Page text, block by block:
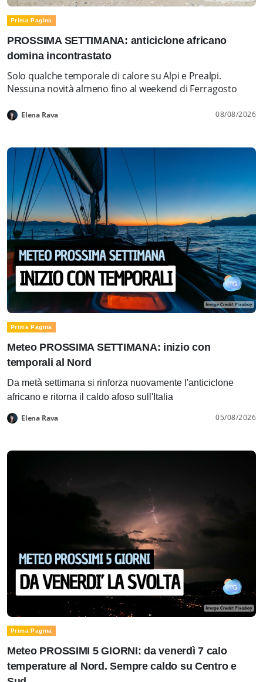
Prima Pagina
PROSSIMA SETTIMANA: anticiclone africano
domina incontrastato
Solo qualche temporale di calore su Alpi e Prealpi.
Nessuna novità almeno fino al weekend di Ferragosto
Elena Rava 08/08/2026
Prima Pagina
Meteo PROSSIMA SETTIMANA: inizio con
temporali al Nord
Da metà settimana si rinforza nuovamente l'anticiclone
africano e ritorna il caldo afoso sull'Italia
Elena Rava 05/08/2026
Prima Pagina
Meteo PROSSIMI 5 GIORNI: da venerdì 7 calo
temperature al Nord. Sempre caldo su Centro e